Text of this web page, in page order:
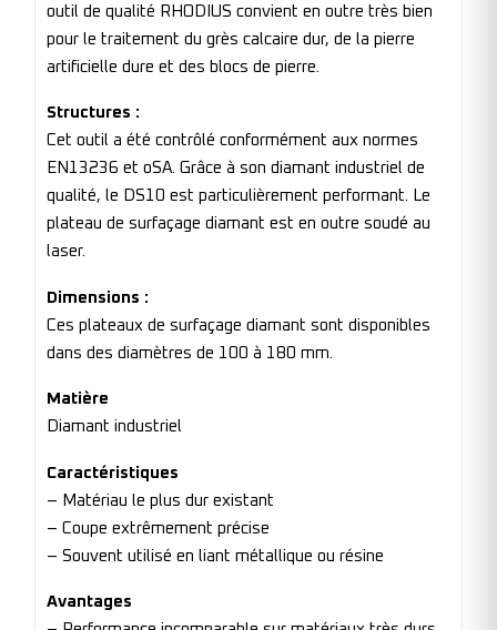
outil de qualité RHODIUS convient en outre très bien
pour le traitement du grès calcaire dur, de la pierre
artificielle dure et des blocs de pierre.
Structures :
Cet outil a été contrôlé conformément aux normes
EN13236 et oSA. Grâce à son diamant industriel de
qualité, le DS10 est particulièrement performant. Le
plateau de surfaçage diamant est en outre soudé au
laser.
Dimensions :
Ces plateaux de surfaçage diamant sont disponibles
dans des diamètres de 100 à 180 mm.
Matière
Diamant industriel
Caractéristiques
– Matériau le plus dur existant
– Coupe extrêmement précise
– Souvent utilisé en liant métallique ou résine
Avantages